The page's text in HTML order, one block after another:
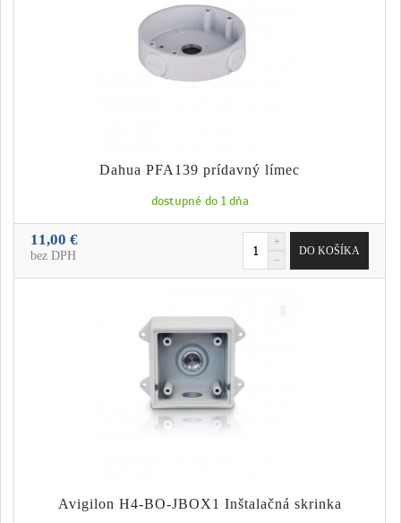
Dahua PFA139 prídavný límec
dostupné do 1 dňa
11,00 €
bez DPH
Avigilon H4-BO-JBOX1 Inštalačná skrinka